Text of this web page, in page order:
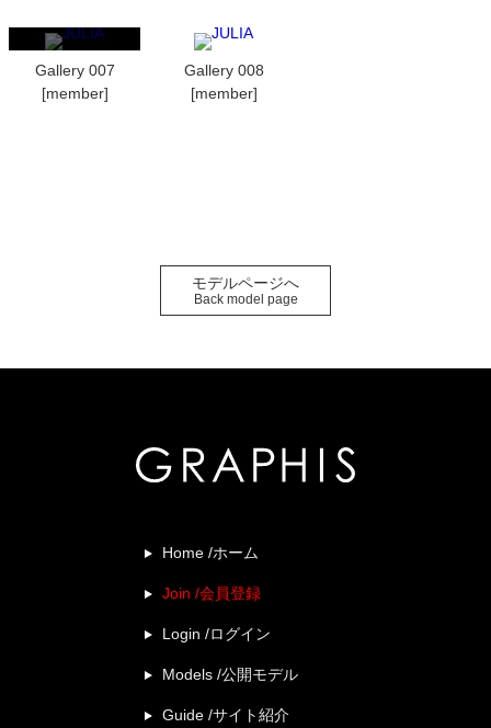
Gallery 007
[member]
Gallery 008
[member]
モデルページへ
Back model page
Home /ホーム
Join /会員登録
Login /ログイン
Models /公開モデル
Guide /サイト紹介